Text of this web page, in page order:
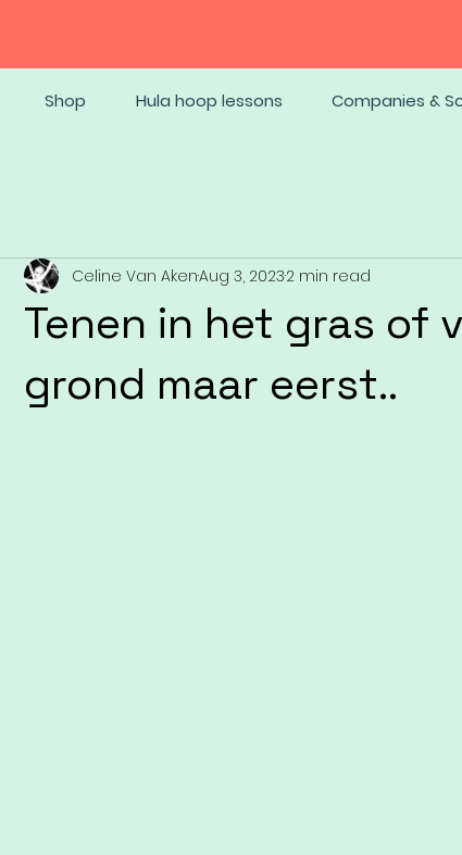
Shop Hula hoop lessons Companies &
Tenen in het gras of
grond maar eerst..
Celine Van AkenAug 3, 20232 min read